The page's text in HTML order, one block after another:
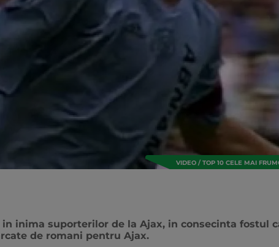
VIDEO / TOP 10 CELE MAI
inima suporterilor de la Ajax, in consecinta fostul
de romani pentru Ajax.